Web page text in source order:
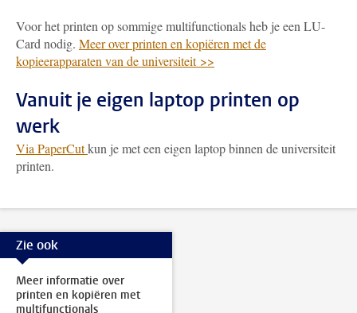
Voor het printen op sommige multifunctionals heb je een LU-
Card nodig. Meer over printen en kopiëren met de
kopieerapparaten van de universiteit >>
Vanuit je eigen laptop printen op
werk
Via PaperCutkun je met een eigen laptop binnen de universiteit
printen.
Zie ook
Meer informatie over
printen en kopiëren met
multifunctionals